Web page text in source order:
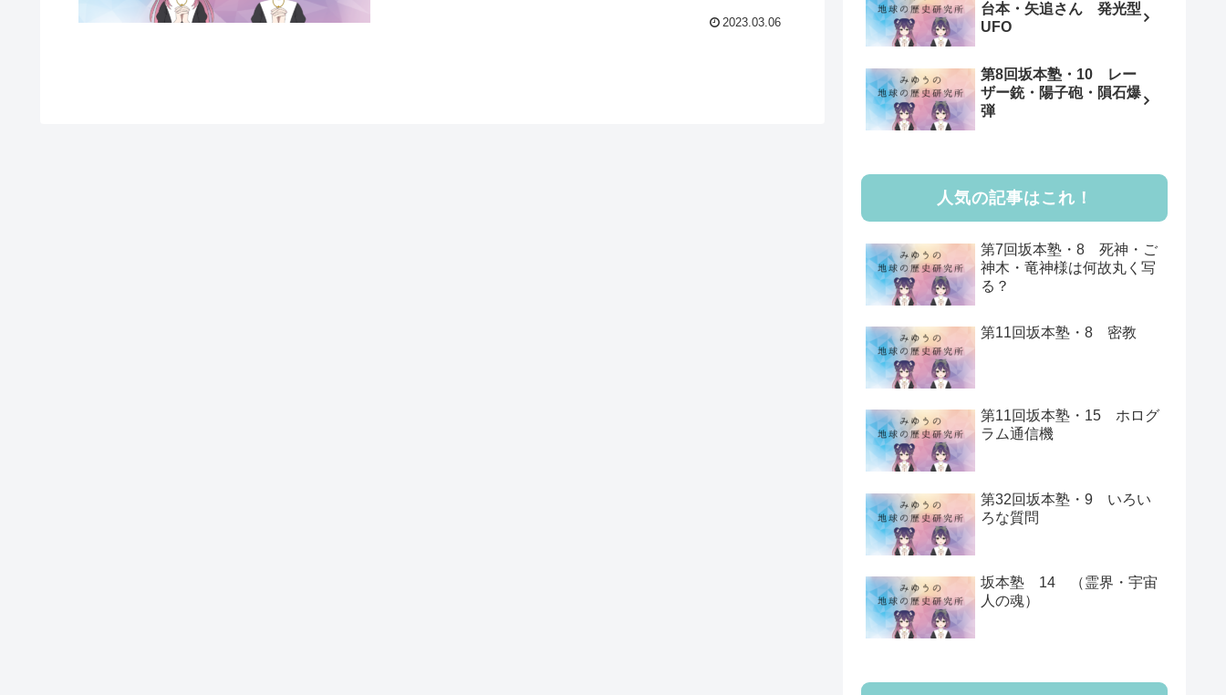
2023.03.06
台本・矢追さん 発光型
UFO
第8回坂本塾・10 レー
ザー銃・陽子砲・隕石爆
弾
人気の記事はこれ！
第7回坂本塾・8 死神・ご
神木・竜神様は何故丸く写
る？
第11回坂本塾・8 密教
第11回坂本塾・15 ホログ
ラム通信機
第32回坂本塾・9 いろい
ろな質問
坂本塾 14 （霊界・宇宙
人の魂）